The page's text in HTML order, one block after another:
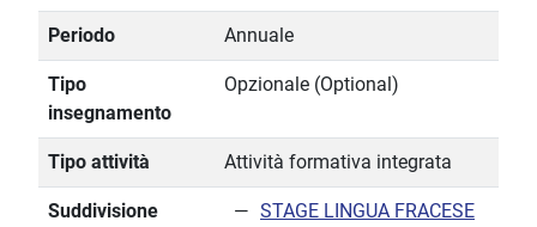
Periodo Annuale
Tipo
insegnamento
Opzionale (Optional)
Tipo attività Attività formativa integrata
Suddivisione
STAGE LINGUA FRACESE